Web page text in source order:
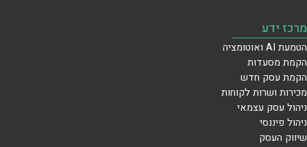
מרכז ידע
הטמעת AI ואוטומציה
הקמת מסעדות
הקמת עסק חדש
מכירות ושרות לקוחות
ניהול עסק עצמאי
ניהול פיננסי
שיווק העסק